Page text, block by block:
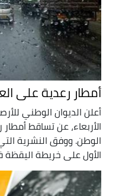
أمطار رعدية على
أعلن الديوان الوطني
الأربعاء، عن تساقط أمطار
الوطن. ووفق النشرية
الأول على خريطة اليقظة